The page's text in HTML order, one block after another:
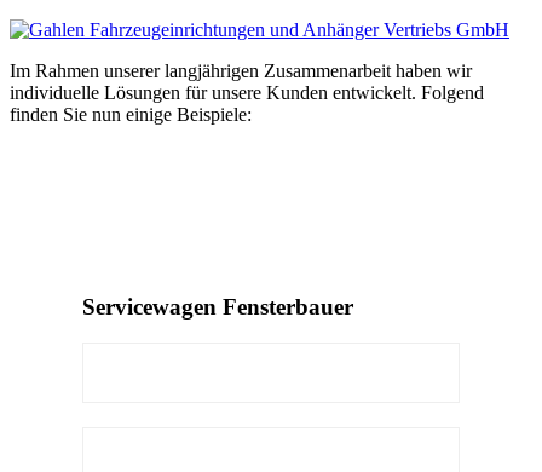
Im Rahmen unserer langjährigen Zusammenarbeit haben wir
individuelle Lösungen für unsere Kunden entwickelt. Folgend
finden Sie nun einige Beispiele:
Servicewagen Fensterbauer